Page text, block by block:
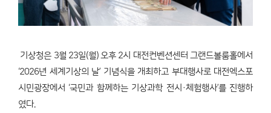
기상청은 3월 23일(월) 오후 2시 대전컨벤션센터 그랜드볼룸홀에서
‘2026년 세계기상의 날’ 기념식을 개최하고 부대행사로 대전엑스포
시민광장에서 ‘국민과 함께하는 기상과학 전시·체험행사’를 진행하
였다.